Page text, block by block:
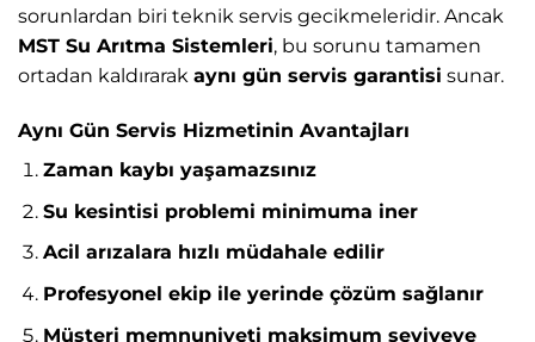
sorunlardan biri teknik servis gecikmeleridir. Ancak
MST Su Arıtma Sistemleri, bu sorunu tamamen
ortadan kaldırarak aynı gün servis garantisi sunar.
Aynı Gün Servis Hizmetinin Avantajları
Zaman kaybı yaşamazsınız
Su kesintisi problemi minimuma iner
Acil arızalara hızlı müdahale edilir
Profesyonel ekip ile yerinde çözüm sağlanır
Müşteri memnuniyeti maksimum seviyeye